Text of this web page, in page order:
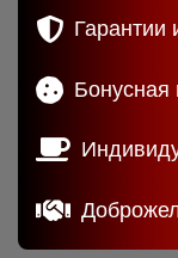
Гарантии
Бонусная